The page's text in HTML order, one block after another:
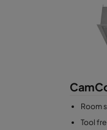
Room
Tool